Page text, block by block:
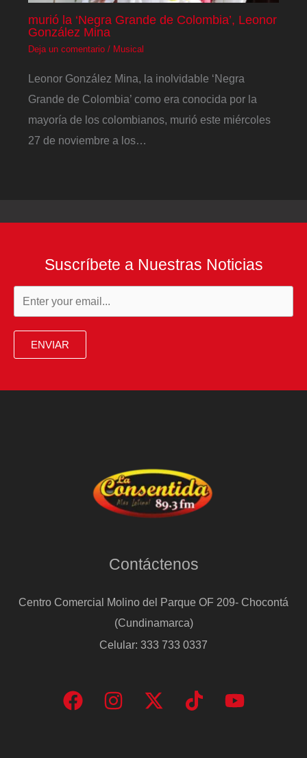
murió la ‘Negra Grande de Colombia’, Leonor
González Mina
Deja un comentario / Musical
Leonor González Mina, la inolvidable ‘Negra
Grande de Colombia’ como era conocida por la
mayoría de los colombianos, murió este miércoles
27 de noviembre a los…
Suscríbete a Nuestras Noticias
ENVIAR
Contáctenos
Centro Comercial Molino del Parque OF 209- Chocontá
(Cundinamarca)
Celular: 333 733 0337